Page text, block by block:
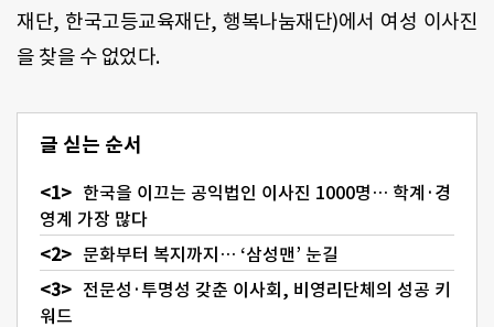
재단, 한국고등교육재단, 행복나눔재단)에서 여성 이사진
을 찾을 수 없었다.
글 싣는 순서
한국을 이끄는 공익법인 이사진 1000명… 학계·경
영계 가장 많다
문화부터 복지까지… ‘삼성맨’ 눈길
전문성·투명성 갖춘 이사회, 비영리단체의 성공 키
워드